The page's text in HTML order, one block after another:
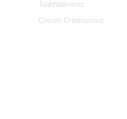
Taahhütlerimiz
Çözüm Ortaklarımız